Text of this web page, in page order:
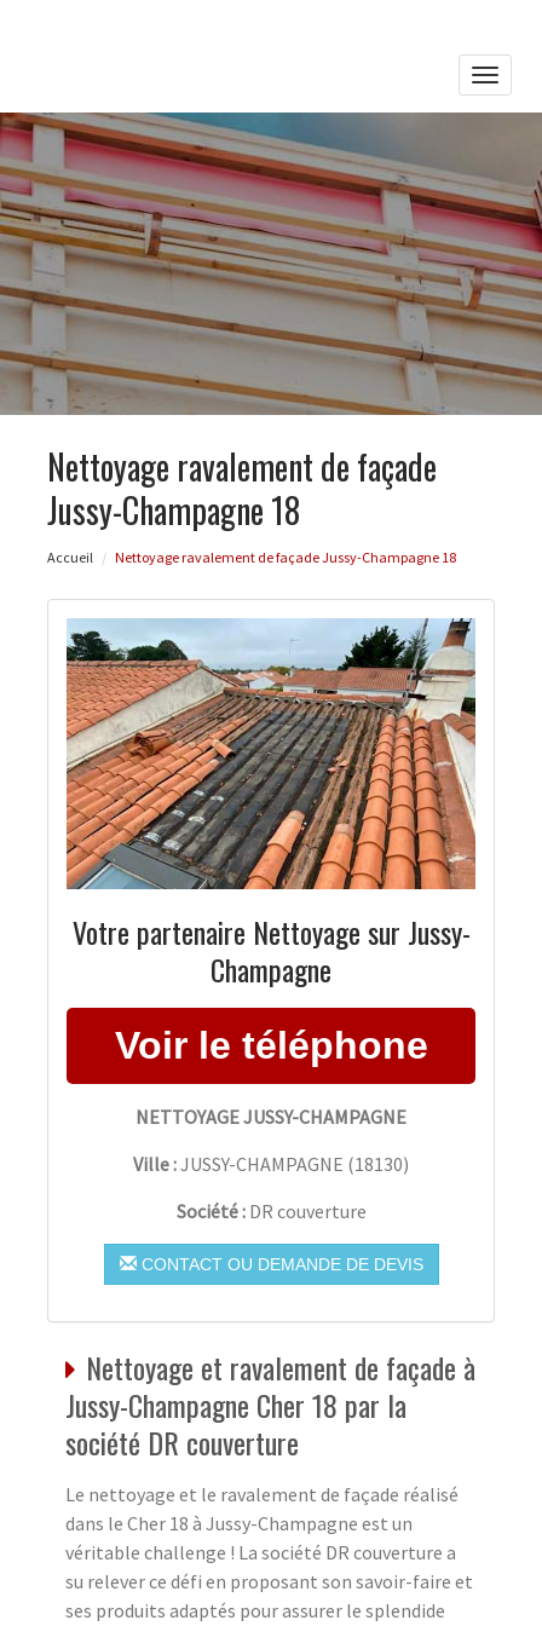
Toggle
Nettoyage ravalement de façade
Jussy-Champagne 18
Accueil Nettoyage ravalement de façade Jussy-Champagne 18
Votre partenaire Nettoyage sur Jussy-
Champagne
NETTOYAGE JUSSY-CHAMPAGNE
Ville :JUSSY-CHAMPAGNE (18130)
Société : DR couverture
CONTACT OU DEMANDE DE DEVIS
Nettoyage et ravalement de façade à
Jussy-Champagne Cher 18 par la
société DR couverture
Le nettoyage et le ravalement de façade réalisé
dans le Cher 18 à Jussy-Champagne est un
véritable challenge ! La société DR couverture a
su relever ce défi en proposant son savoir-faire et
ses produits adaptés pour assurer le splendide